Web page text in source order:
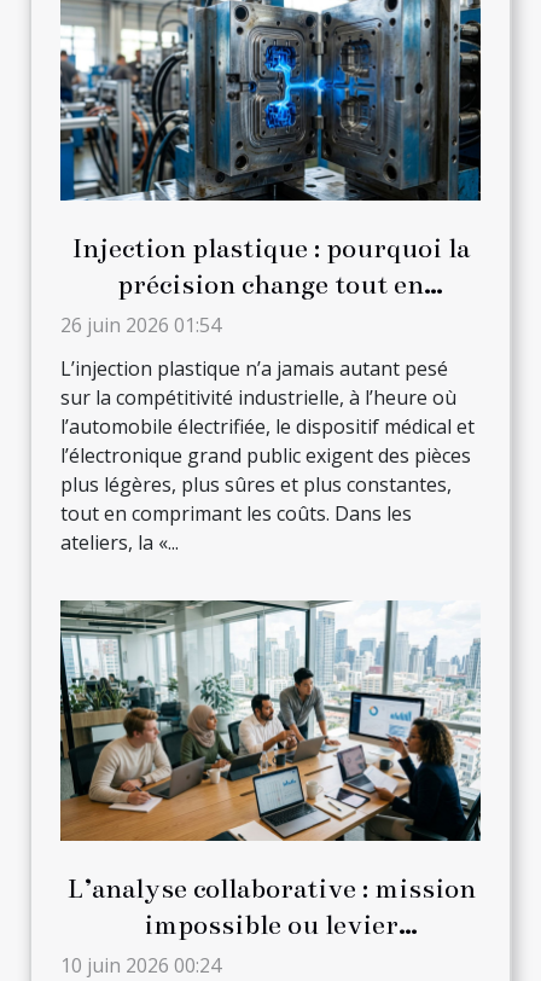
Injection plastique : pourquoi la
précision change tout en
production
26 juin 2026 01:54
L’injection plastique n’a jamais autant pesé
sur la compétitivité industrielle, à l’heure où
l’automobile électrifiée, le dispositif médical et
l’électronique grand public exigent des pièces
plus légères, plus sûres et plus constantes,
tout en comprimant les coûts. Dans les
ateliers, la «...
L’analyse collaborative : mission
impossible ou levier
d’innovation en entreprise ?
10 juin 2026 00:24